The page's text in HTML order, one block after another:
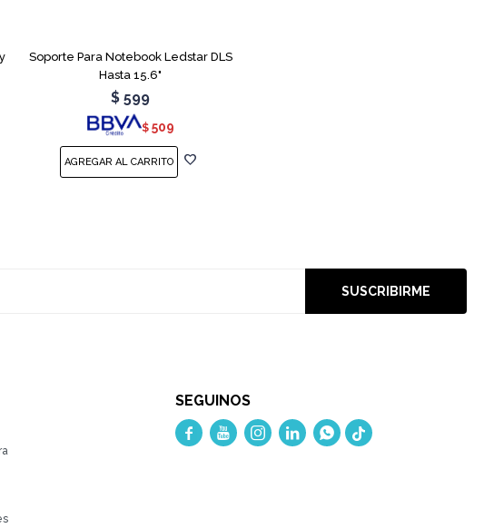
Soporte Para Notebook Ledstar DLS
Hasta 15.6"
$ 599
$ 509
SUSCRIBIRME
SEGUINOS
    